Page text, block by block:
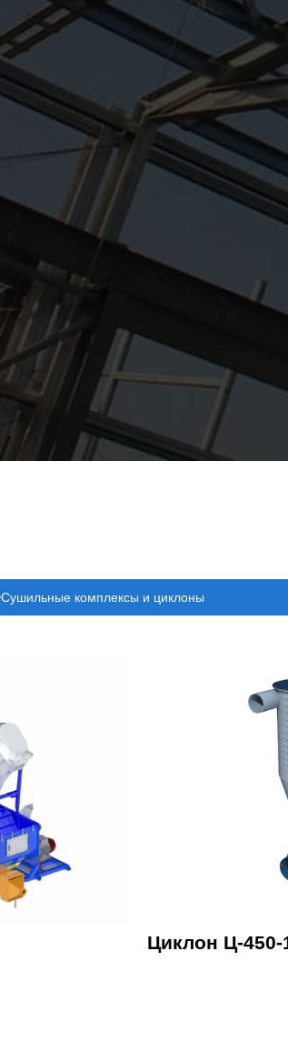
Сушильные комплексы и циклоны
Циклон Ц-450-